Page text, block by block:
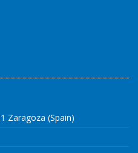
Zaragoza (Spain)